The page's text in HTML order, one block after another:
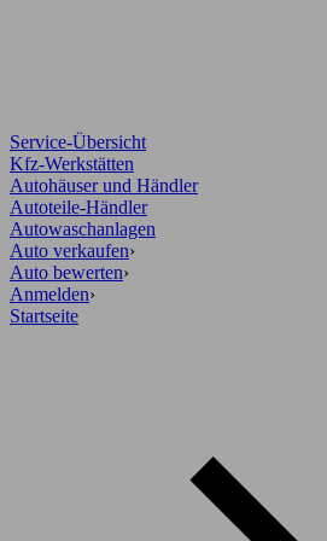
Service-Übersicht
Kfz-Werkstätten
Autohäuser und Händler
Autoteile-Händler
Autowaschanlagen
Auto verkaufen›
Auto bewerten›
Anmelden›
Startseite